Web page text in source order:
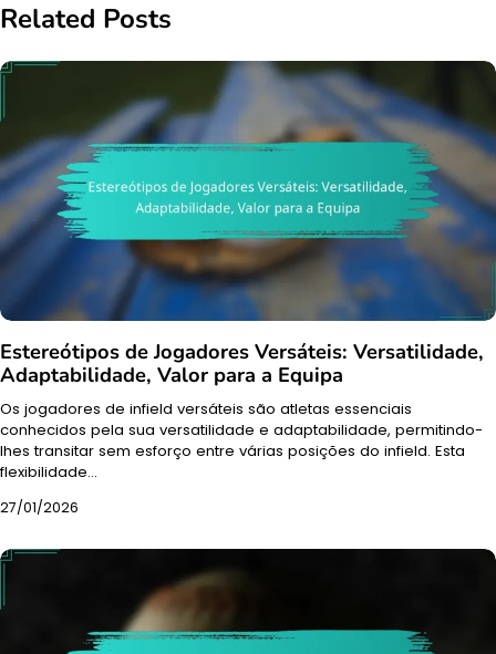
Related Posts
Estereótipos de Jogadores Versáteis: Versatilidade,
Adaptabilidade, Valor para a Equipa
Os jogadores de infield versáteis são atletas essenciais
conhecidos pela sua versatilidade e adaptabilidade, permitindo-
lhes transitar sem esforço entre várias posições do infield. Esta
flexibilidade…
27/01/2026